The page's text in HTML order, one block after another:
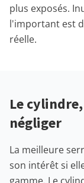
plus exposés.
l'important est
réelle.
Le
négliger
La meilleure
son intérêt si
gamme. Le